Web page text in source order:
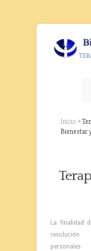
Inicio »
Bienestar
La finalidad
resolución